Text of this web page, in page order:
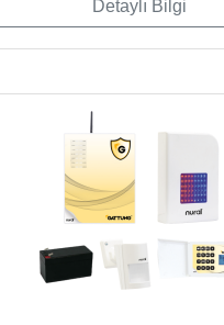
Detaylı Bilgi